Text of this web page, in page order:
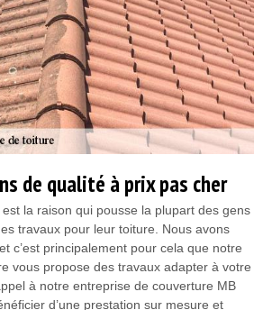
de qualité à prix pas cher
la raison qui pousse la plupart des gens
travaux pour leur toiture. Nous avons
c’est principalement pour cela que notre
vous propose des travaux adapter à votre
à notre entreprise de couverture MB
d’une prestation sur mesure et